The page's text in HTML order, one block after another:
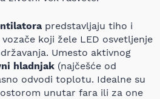
predstavljaju tiho i
koji žele LED osvetljenje
Umesto aktivnog
hladnjak (najčešće od
odvodi toplotu. Idealne su
unutar fara ili za one